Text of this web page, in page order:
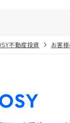
不動産投資 お客